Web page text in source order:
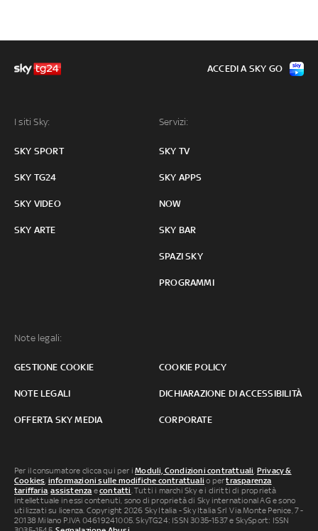
I siti Sky:
SKY SPORT
SKY TG24
SKY VIDEO
SKY ARTE
Servizi:
SKY TV
SKY APPS
NOW
SKY BAR
SPAZI SKY
PROGRAMMI
Note legali:
GESTIONE COOKIE COOKIE POLICY
NOTE LEGALI DICHIARAZIONE DI ACCESSIBILITÀ
OFFERTA SKY MEDIA CORPORATE
ACCEDI A SKY GO
Per il consumatore clicca qui per iModuli, Condizioni contrattuali, Privacy &
Cookies, informazioni sulle modifiche contrattuali o pertrasparenza
tariffaria,assistenza econtatti. Tutti i marchi Sky e i diritti di proprietà
intellettuale in essi contenuti, sono di proprietà di Sky international AG e sono
utilizzati su licenza. Copyright 2026 Sky Italia - Sky Italia Srl Via Monte Penice, 7 -
20138 Milano P.IVA 04619241005. SkyTG24: ISSN 3035-1537 e SkySport: ISSN